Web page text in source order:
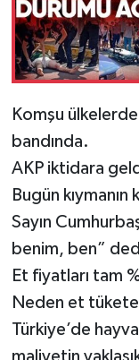
Komşu
bandında.
AKP iktidara
Bugün
Sayın
benim, ben”
Et fiyatları tam
Neden et
Türkiye’de